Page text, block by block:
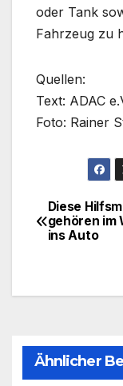
oder Tank
Fahrzeug zu
Quellen:
Text: ADAC
Foto: Rainer
Diese
gehören im
ins Auto
Ähnlicher